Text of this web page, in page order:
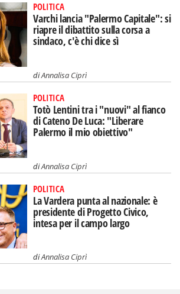
POLITICA
Varchi lancia "Palermo Capitale": si
riapre il dibattito sulla corsa a
sindaco, c'è chi dice sì
diAnnalisa Ciprì
POLITICA
Totò Lentini tra i "nuovi" al fianco
di Cateno De Luca: "Liberare
Palermo il mio obiettivo"
diAnnalisa Ciprì
POLITICA
La Vardera punta al nazionale: è
presidente di Progetto Civico,
intesa per il campo largo
diAnnalisa Ciprì